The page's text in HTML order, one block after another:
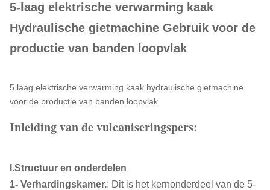
5-laag elektrische verwarming kaak
Hydraulische gietmachine Gebruik voor de
productie van banden loopvlak
5 laag elektrische verwarming kaak hydraulische gietmachine
voor de productie van banden loopvlak
Inleiding van de vulcaniseringspers:
I.Structuur en onderdelen
1- Verhardingskamer.: Dit is het kernonderdeel van de 5-